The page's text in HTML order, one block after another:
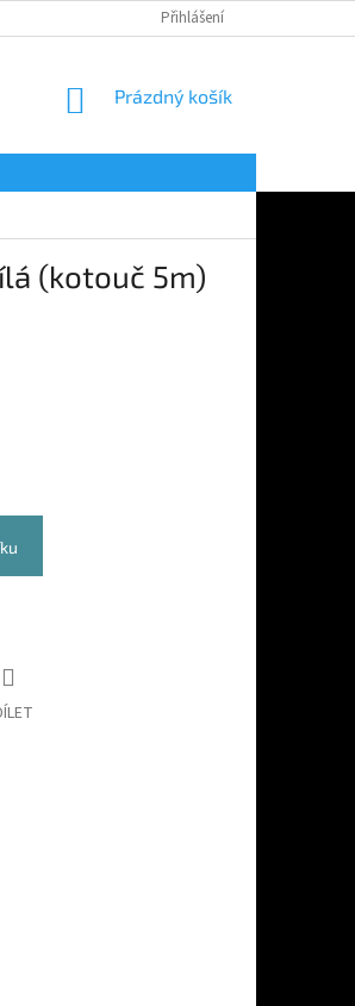
Přihlášení
NÁKUPNÍ
Prázdný košík
(kotouč 5m)